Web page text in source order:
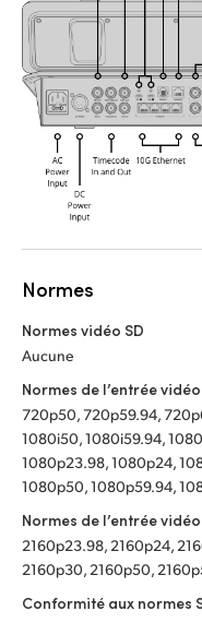
Normes
Normes vidéo SD
Aucune
Normes de l’entrée
720p50, 720p59.94,
1080i50, 1080i59.94,
1080p23.98, 1080p24,
1080p50, 1080p59.94,
Normes de l’entrée
2160p23.98, 2160p24,
2160p30, 2160p50,
Conformité aux normes